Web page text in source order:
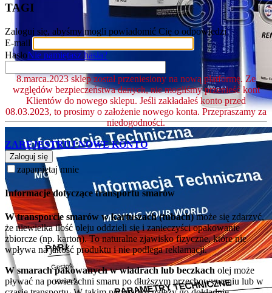
TAGI
Zaloguj się, abyśmy mogli powiadomić Cię o odpowiedzi
E-mail
HasłoNie pamiętasz hasła?
8.marca.2023 sklep został przeniesiony na nową platformę. Ze
względów bezpieczeństwa danych, nie mogliśmy przenieść kont
Klientów do nowego sklepu. Jeśli zakładałeś konto przed
08.03.2023, to prosimy o założenie nowego konta. Przepraszamy za
niedogodności.
ZAREJESTRUJ NOWE KONTO
Zaloguj się
zapamiętaj mnie
Informacje dotyczące transportu smarów
W transporcie smarów w kartuszach (tubach)może się zdarzyć,
że niewielka ilość oleju oddzieli się i zanieczyści opakowanie
zbiorcze (np. karton). To naturalne zjawisko fizyczne, które nie
wpływa na jakość produktu i nie podlega reklamacji.
W smarach pakowanych w wiadrach lub beczkach olej może
pływać na powierzchni smaru po dłuższym przechowywaniu lub w